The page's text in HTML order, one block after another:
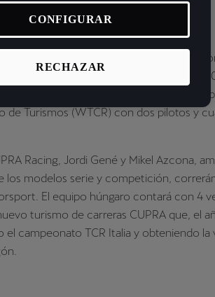
estado marcada por la pandemia del
su espíritu competitivo durante el
La marca mira hacia el futuro y apuesta
de Turismos (WTCR) con dos pilotos y
Racing, Jordi Gené y Mikel Azcona,
los modelos serie y competición,
El equipo húngaro contará con 4
turismo de carreras CUPRA que, el
campeonato TCR Italia y obteniendo la
RECHAZAR
CONFIGURAR